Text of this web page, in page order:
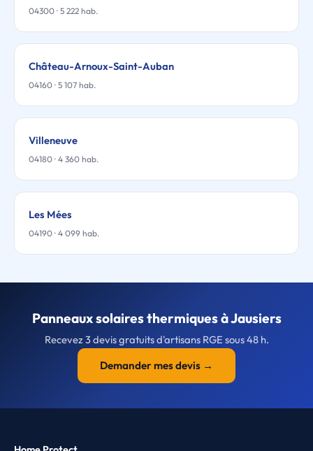
04300 · 5 222 hab.
Château-Arnoux-Saint-Auban
04160 · 5 107 hab.
Villeneuve
04180 · 4 360 hab.
Les Mées
04190 · 4 099 hab.
Panneaux solaires thermiques à Jausiers
Recevez 3 devis gratuits d'artisans RGE sous 48 h.
Demander mes devis →